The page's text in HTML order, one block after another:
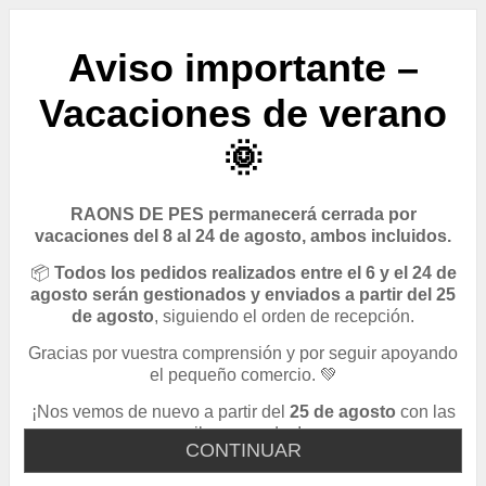
CONTINUAR
Aviso importante –
Vacaciones de verano
🌞
RAONS DE PES permanecerá cerrada por
vacaciones del 8 al 24 de agosto, ambos incluidos.
📦 Todos los pedidos realizados entre el 6 y el 24 de
agosto serán gestionados y enviados a partir del 25
de agosto, siguiendo el orden de recepción.
Gracias por vuestra comprensión y por seguir apoyando
el pequeño comercio. 💚
¡Nos vemos de nuevo a partir del 25 de agosto con las
pilas cargadas!